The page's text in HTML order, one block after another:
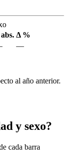
Δ %
—
al año anterior.
y sexo?
cada barra